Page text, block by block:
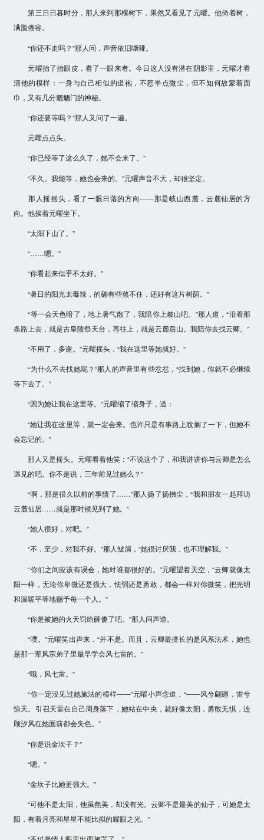
第三日日暮时分，那人来到那棵树下，果然又看见了元曜。他倚着树，
满脸倦容。
“你还不走吗？”那人问，声音依旧嘶哑。
元曜抬了抬眼皮，看了一眼来者。今日这人没有潜在阴影里，元曜才看
清他的模样：一身与自己相似的道袍，不惹半点微尘，但不知何故蒙着面
巾，又有几分魍魉门的神秘。
“你还要等吗？”那人又问了一遍。
元曜点点头。
“你已经等了这么久了，她不会来了。”
“不久。我能等，她也会来的。”元曜声音不大，却很坚定。
那人摇摇头，看了一眼日落的方向——那是岐山西麓，云麓仙居的方
向。他挨着元曜坐下。
“太阳下山了。”
“……嗯。”
“你看起来似乎不太好。”
“暑日的阳光太毒辣，的确有些熬不住，还好有这片树荫。”
“等一会天色暗了，地上暑气散了，我陪你上岐山吧。”那人道，“沿着那
条路上去，就是古皇陵祭天台，再往上，就是云麓后山。我陪你去找云卿。”
“不用了，多谢。”元曜摇头，“我在这里等她就好。”
“为什么不去找她呢？”那人的声音里有些忿忿，“找到她，你就不必继续
等下去了。”
“因为她让我在这里等。”元曜缩了缩身子，道：
“她让我在这里等，就一定会来。也许只是有事路上耽搁了一下，但她不
会忘记的。”
那人又是摇头。元曜看着他笑：“不说这个了，和我讲讲你与云卿是怎么
遇见的吧。你不是说，三年前见过她么？”
“啊，那是很久以前的事情了……”那人扬了扬拂尘，“我和朋友一起拜访
云麓仙居……就是那时候见到了她。”
“她人很好，对吧。”
“不，至少，对我不好。”那人皱眉，“她很讨厌我，也不理解我。”
“你们之间应该有误会，她对谁都很好的。”元曜望着天空，“云卿就像太
阳一样，无论你卑微还是强大，怯弱还是勇敢，都会一样对你微笑，把光明
和温暖平等地赐予每一个人。”
“你是被她的火天罚给砸傻了吧。”那人闷声道。
“噗。”元曜笑出声来，“并不是。而且，云卿最擅长的是风系法术，她也
是那一辈风宗弟子里最早学会风七雷的。”
“哦，风七雷。”
“你一定没见过她施法的模样——”元曜小声念道，“——风兮翩廻，雷兮
惊天。引召天雷在自己周身落下，她站在中央，就好像太阳，勇敢无惧，连
顾汐风在她面前都会失色。”
“你是说金坎子？”
“嗯。”
“金坎子比她更强大。”
“可他不是太阳，他虽然美，却没有光。云卿不是最美的仙子，可她是太
阳，有着月亮和星星不能比拟的耀眼之光。”